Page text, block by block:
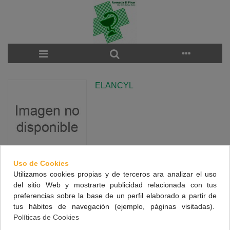
ELANCYL
There are no products on the category.
NUESTRA FARMACIA
Uso de Cookies
Utilizamos cookies propias y de terceros ara analizar el uso
del sitio Web y mostrarte publicidad relacionada con tus
preferencias sobre la base de un perfil elaborado a partir de
tus hábitos de navegación (ejemplo, páginas visitadas).
Políticas de Cookies